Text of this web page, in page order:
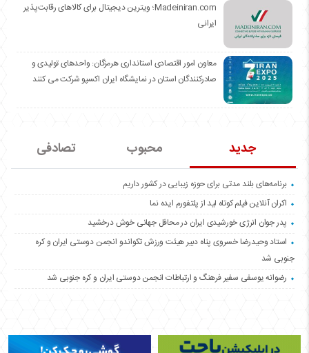
Madeiniran.com؛ ویترین دیجیتال برای کالاهای رقابت‌پذیر
ایرانی
معاون امور اقتصادی استانداری هرمزگان: واحدهای تولیدی و
صادرکنندگان استان در نمایشگاه ایران اکسپو شرکت می کنند
جدید محبوب تصادفی
برنامه‌های بلند مدتی برای حوزه زیبایی در کشور داریم
اکران آنلاین فیلم کوتاه لید از پلتفورم ایده نما
پدر جوان انرژی خورشیدی ایران در محافل جهانی خوش درخشید
استاد وحیدرضا خسروی پناه دبیر هیئت ورزش تکواندو انجمن دوستی ایران و کره
جنوبی شد
رضوانه یوسفی سفیر فرهنگ و ارتباطات انجمن دوستی ایران و کره جنوبی شد